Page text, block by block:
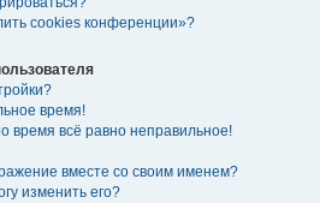
cookies конференции»?
время!
время всё равно неправильное!
вместе со своим именем?
изменить его?